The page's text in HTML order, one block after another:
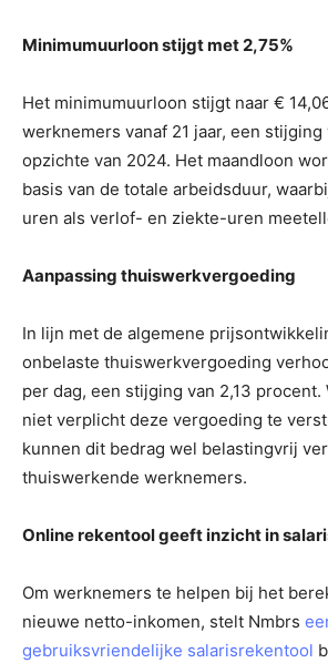
Minimumuurloon stijgt met 2,75%
Het minimumuurloon stijgt naar €
werknemers vanaf 21 jaar, een stijging
opzichte van 2024. Het maandloon
basis van de totale arbeidsduur,
uren als verlof- en ziekte-uren
Aanpassing thuiswerkvergoeding
In lijn met de algemene
onbelaste thuiswerkvergoeding
per dag, een stijging van 2,13 procent.
niet verplicht deze vergoeding te
kunnen dit bedrag wel belastingvrij
thuiswerkende werknemers.
Online rekentool geeft inzicht in
Om werknemers te helpen bij het
nieuwe netto-inkomen, stelt Nmbrs
gebruiksvriendelijke salarisrekentool